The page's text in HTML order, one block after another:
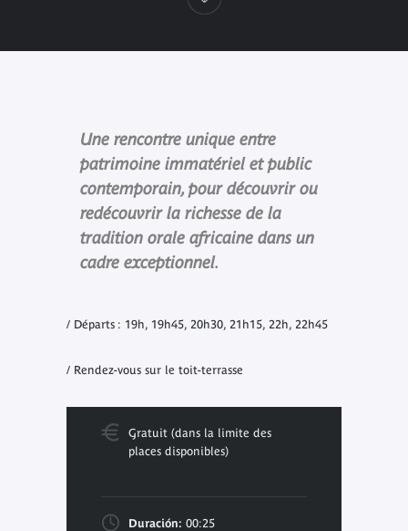
Une rencontre unique entre
patrimoine immatériel et public
contemporain, pour découvrir ou
redécouvrir la richesse de la
tradition orale africaine dans un
cadre exceptionnel.
/ Départs : 19h, 19h45, 20h30, 21h15, 22h, 22h45
/ Rendez-vous sur le toit-terrasse
Gratuit (dans la limite des
places disponibles)
Duración: 00:25